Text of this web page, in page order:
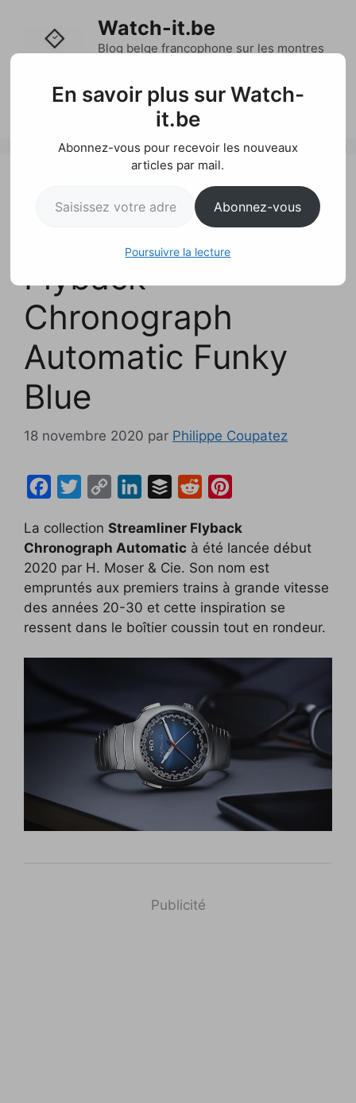
contenu
Watch-it.be
Blog belge francophone sur les montres
H. Moser
Streamliner
Flyback
Chronograph
Automatic Funky
Blue
18 novembre 2020 par Philippe Coupatez
c
e
b
o
o
i
t
t
e
r
p
y
L
i
n
n
k
e
d
I
f
f
e
r
d
d
i
t
n
t
e
r
e
La collection Streamliner Flyback
Chronograph Automatic à été lancée début
2020 par H. Moser & Cie. Son nom est
empruntés aux premiers trains à grande vitesse
des années 20-30 et cette inspiration se
ressent dans le boîtier coussin tout en rondeur.
Publicité
En savoir plus sur Watch-
it.be
Abonnez-vous pour recevoir les nouveaux
articles par mail.
Abonnez-vous
Poursuivre la lecture